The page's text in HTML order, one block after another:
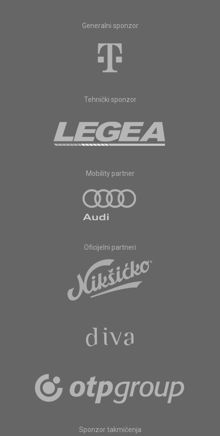
Generalni sponzor
Tehnički sponzor
Mobility partner
Oficijelni partneri
Sponzor takmičenja